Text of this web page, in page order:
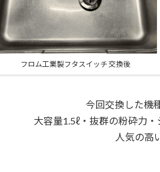
フロム工業製フタスイッチ 交換後
今回交換した機
大容量1.5ℓ・抜群の粉砕力・
人気の高